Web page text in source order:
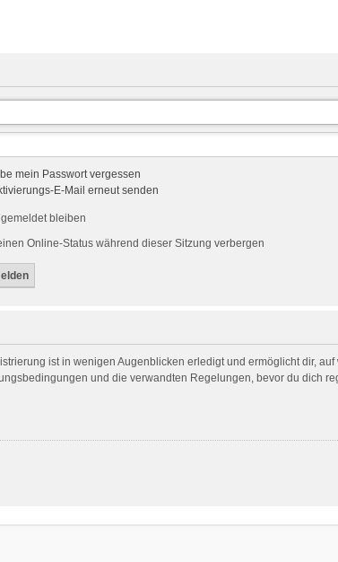
mein Passwort vergessen
E-Mail erneut senden
bleiben
Online-Status während dieser Sitzung verbergen
ist in wenigen Augenblicken erledigt und ermöglicht dir,
und die verwandten Regelungen, bevor du dich